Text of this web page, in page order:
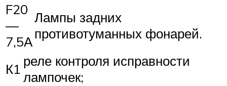
F20
—
7,5А
Лампы задних
противотуманных фонарей.
К1 реле контроля исправности
лампочек;